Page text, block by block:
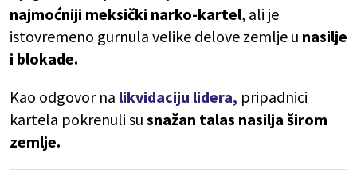
najmoćniji meksički narko-kartel, ali je
istovremeno gurnula velike delove zemlje u nasilje
i blokade.
Kao odgovor na likvidaciju lidera, pripadnici
kartela pokrenuli su snažan talas nasilja širom
zemlje.